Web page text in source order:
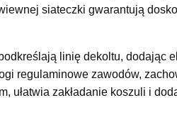
siateczki gwarantują
linię dekoltu, dodając
regulaminowe zawodów,
ułatwia zakładanie koszuli i